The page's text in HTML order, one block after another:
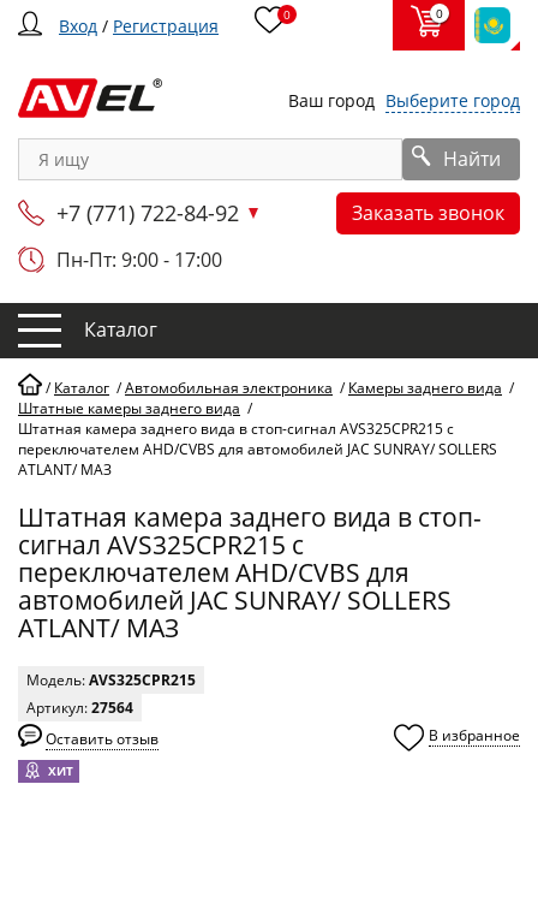
Вход / Регистрация 0 0
Ваш город Выберите город
Найти
+7 (771) 722-84-92
Заказать звонок
Пн-Пт: 9:00 - 17:00
Каталог
/Каталог /Автомобильная электроника /Камеры заднего вида /
Штатные камеры заднего вида /
Штатная камера заднего вида в стоп-сигнал AVS325CPR215 с
переключателем AHD/CVBS для автомобилей JAC SUNRAY/ SOLLERS
ATLANT/ МАЗ
Штатная камера заднего вида в стоп-
сигнал AVS325CPR215 с
переключателем AHD/CVBS для
автомобилей JAC SUNRAY/ SOLLERS
ATLANT/ МАЗ
Модель:AVS325CPR215
Артикул:27564
Оставить отзыв
0 В избранное
ХИТ